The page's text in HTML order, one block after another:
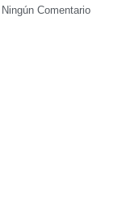
Ningún Comentario